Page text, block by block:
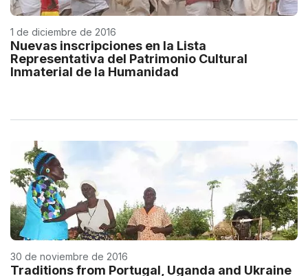
1 de diciembre de 2016
Nuevas inscripciones en la Lista
Representativa del Patrimonio Cultural
Inmaterial de la Humanidad
30 de noviembre de 2016
Traditions from Portugal, Uganda and Ukraine